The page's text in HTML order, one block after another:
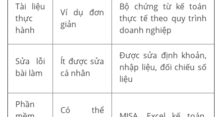
Tài liệu
thực
hành
Ví dụ đơn
giản
Bộ chứng từ kế toán
thực tế theo quy trình
doanh nghiệp
Sửa lỗi
bài làm
Ít được sửa
cá nhân
Được sửa định khoản,
nhập liệu, đối chiếu số
liệu
Phần
Có thể